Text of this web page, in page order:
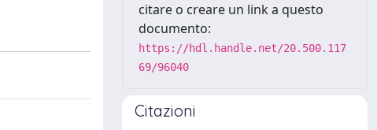
citare o creare un link a questo
documento:
https://hdl.handle.net/20.500.117
69/96040
Citazioni